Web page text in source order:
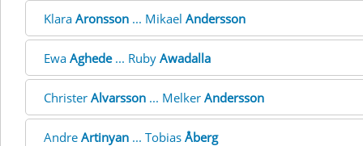
Klara Aronsson ... Mikael Andersson
Ewa Aghede... Ruby Awadalla
Christer Alvarsson ... Melker Andersson
Andre Artinyan ... Tobias Åberg